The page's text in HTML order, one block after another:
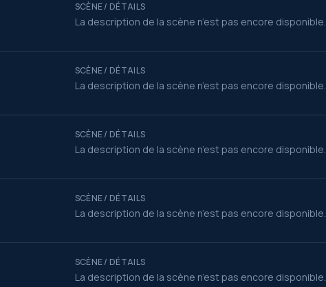
SCÈNE / DÉTAILS
La description de la scène n’est pas encore disponible.
SCÈNE / DÉTAILS
La description de la scène n’est pas encore disponible.
SCÈNE / DÉTAILS
La description de la scène n’est pas encore disponible.
SCÈNE / DÉTAILS
La description de la scène n’est pas encore disponible.
SCÈNE / DÉTAILS
La description de la scène n’est pas encore disponible.